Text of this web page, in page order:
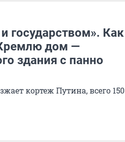
государством». Как
дом —
здания с панно
кортеж Путина, всего 150